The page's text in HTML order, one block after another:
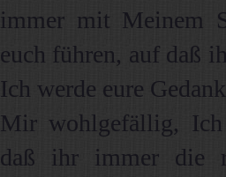
immer mit Meinem
euch führen, auf daß
Ich werde eure
Mir wohlgefällig, Ich
daß ihr immer die